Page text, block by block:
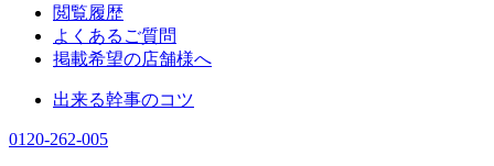
閲覧履歴
よくあるご質問
掲載希望の店舗様へ
出来る幹事のコツ
0120-262-005